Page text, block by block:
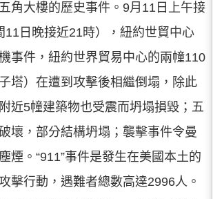
角大樓的歷史事件。9月11日上午接
11日晚接近21時），紐約世貿中心
事件，紐約世界貿易中心的兩幢110
塔）在遭到攻擊後相繼倒塌，除此
近5幢建築物也受震而坍塌損毀；五
壞，部分結構坍塌；襲擊事件令曼
煙。“911”事件是發生在美國本土的
擊行動，遇難者總數高達2996人。